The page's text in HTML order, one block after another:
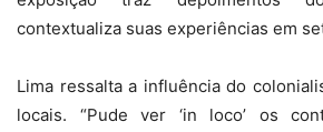
contextualiza suas experiências em
Lima ressalta a influência do
locais. “Pude ver ‘in loco’ os